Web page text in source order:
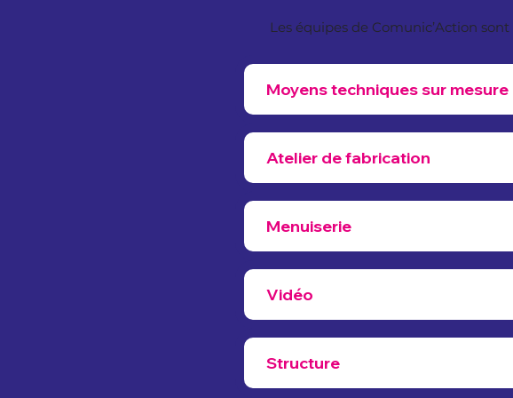
Les équipes de Comunic’Action sont
Moyens techniques sur mesure
Atelier de fabrication
Menuiserie
Vidéo
Structure